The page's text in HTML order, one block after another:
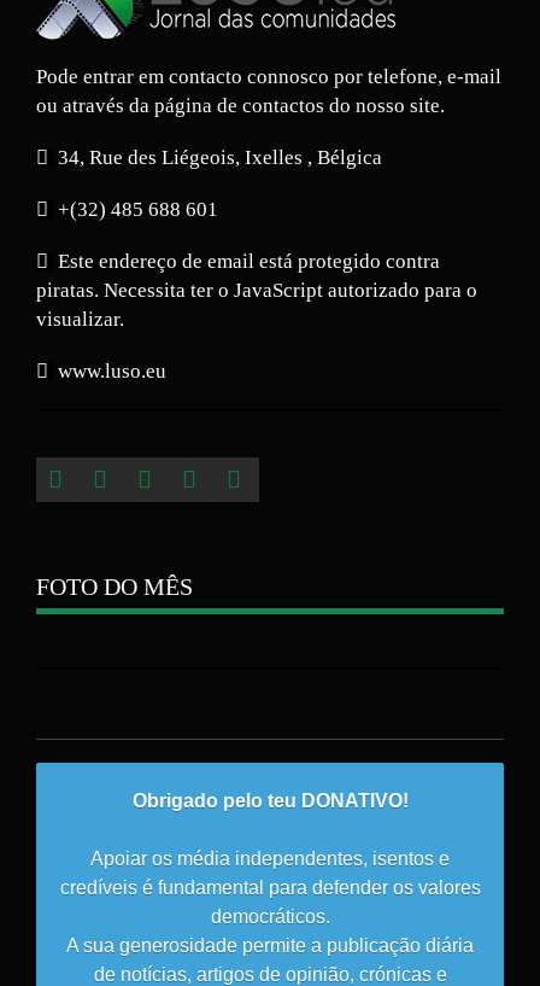
Pode entrar em contacto connosco por telefone, e-mail
ou através da página de contactos do nosso site.
34, Rue des Liégeois, Ixelles , Bélgica
+(32) 485 688 601
Este endereço de email está protegido contra
piratas. Necessita ter o JavaScript autorizado para o
visualizar.
www.luso.eu
FOTO DO MÊS
Obrigado pelo teu DONATIVO!
Apoiar os média independentes, isentos e
credíveis é fundamental para defender os valores
democráticos.
A sua generosidade permite a publicação diária
de notícias, artigos de opinião, crónicas e